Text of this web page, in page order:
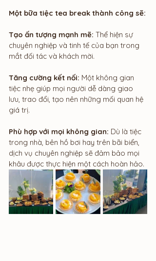
Một bữa tiệc tea break thành công sẽ:
Tạo ấn tượng mạnh mẽ: Thể hiện sự
chuyên nghiệp và tinh tế của bạn trong
mắt đối tác và khách mời.
Tăng cường kết nối: Một không gian
tiệc nhẹ giúp mọi người dễ dàng giao
lưu, trao đổi, tạo nên những mối quan hệ
giá trị.
Phù hợp với mọi không gian: Dù là tiệc
trong nhà, bên hồ bơi hay trên bãi biển,
dịch vụ chuyên nghiệp sẽ đảm bảo mọi
khâu được thực hiện một cách hoàn hảo.